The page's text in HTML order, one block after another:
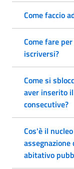
Come faccio
Come fare
iscriversi?
Come si
aver inserito
consecutive?
Cos'è il
abitativo